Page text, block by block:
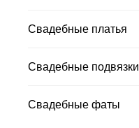
Свадебные платья
Свадебные подвязки
Свадебные фаты